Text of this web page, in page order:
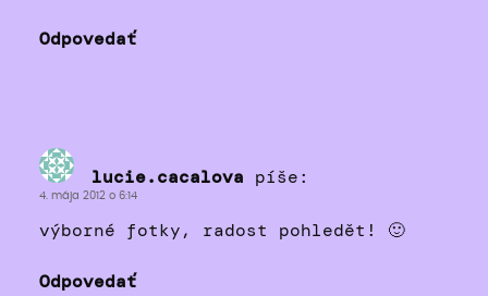
Odpovedať
lucie.cacalova píše:
4. mája 2012 o 6:14
výborné fotky, radost pohledět! 🙂
Odpovedať